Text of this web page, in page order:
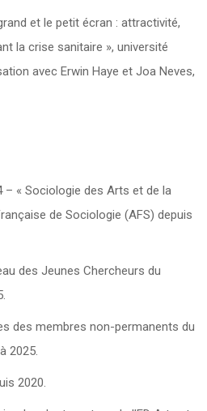
et le petit écran : attractivité,
la crise sanitaire », université
avec Erwin Haye et Joa Neves,
– « Sociologie des Arts et de la
de Sociologie (AFS) depuis
des Jeunes Chercheurs du
des membres non-permanents du
2025.
2020.